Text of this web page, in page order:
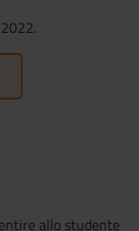
allo studente